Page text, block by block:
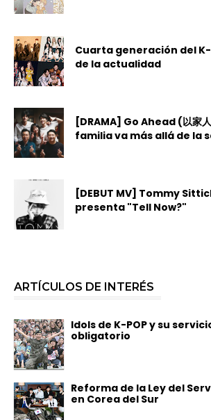
Cuarta generación del K-
de la actualidad
[DRAMA] Go Ahead (以家
familia va más allá de la
[DEBUT MV] Tommy
presenta "Tell Now?"
ARTÍCULOS DE INTERÉS
Idols de K-POP y su
obligatorio
Reforma de la Ley del
en Corea del Sur